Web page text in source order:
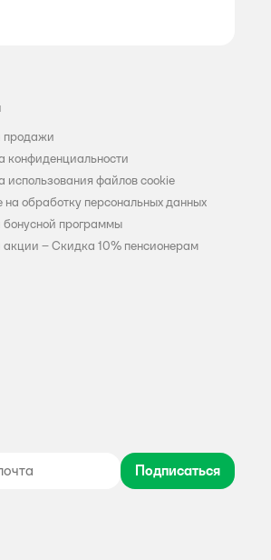
продажи
конфиденциальности
использования файлов cookie
на обработку персональных данных
программы
– Скидка 10% пенсионерам
Подписаться